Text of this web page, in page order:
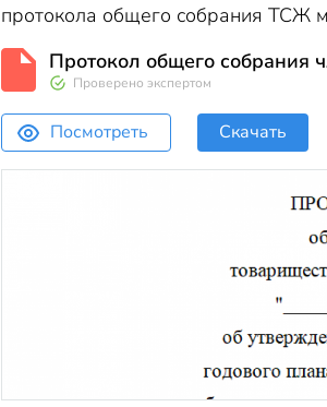
протокола общего собрания ТСЖ
Протокол общего собрания
Проверено экспертом
Посмотреть Скачать